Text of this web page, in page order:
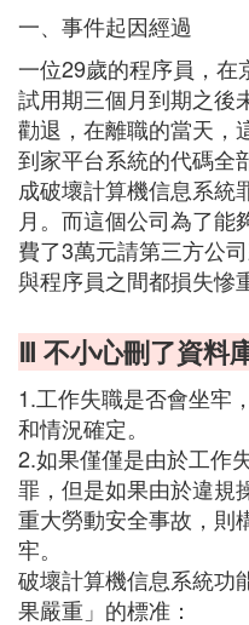
一、事件起因經過
一位29歲的程序員，在
試用期三個月到期之後
勸退，在離職的當天，
到家平台系統的代碼全
成破壞計算機信息系統
月。而這個公司為了能
費了3萬元請第三方公
與程序員之間都損失慘
Ⅲ 不小心刪了資料
1.工作失職是否會坐牢
和情況確定。
2.如果僅僅是由於工作
罪，但是如果由於違規
重大勞動安全事故，則
牢。
破壞計算機信息系統功
果嚴重」的標准：